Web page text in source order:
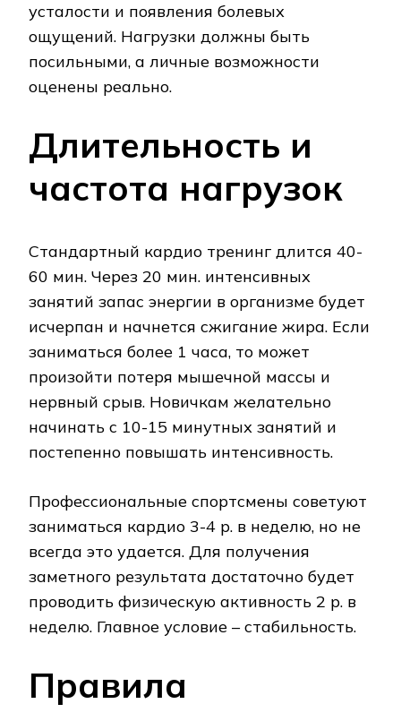
усталости и появления болевых
ощущений. Нагрузки должны быть
посильными, а личные возможности
оценены реально.
Длительность и
частота нагрузок
Стандартный кардио тренинг длится 40-
60 мин. Через 20 мин. интенсивных
занятий запас энергии в организме будет
исчерпан и начнется сжигание жира. Если
заниматься более 1 часа, то может
произойти потеря мышечной массы и
нервный срыв. Новичкам желательно
начинать с 10-15 минутных занятий и
постепенно повышать интенсивность.
Профессиональные спортсмены советуют
заниматься кардио 3-4 р. в неделю, но не
всегда это удается. Для получения
заметного результата достаточно будет
проводить физическую активность 2 р. в
неделю. Главное условие – стабильность.
Правила